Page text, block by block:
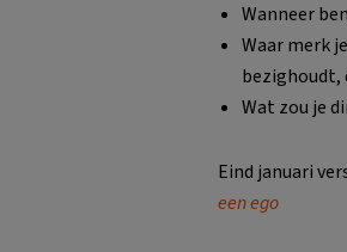
Wanneer
Waar merk
bezighoudt,
Wat zou je
Eind januari
een ego